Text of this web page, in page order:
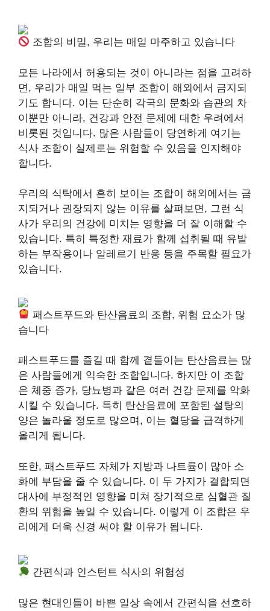
조합의 비밀, 우리는 매일 마주하고 있습니다
모든 나라에서 허용되는 것이 아니라는 점을 고려하
면, 우리가 매일 먹는 일부 조합이 해외에서 금지되
기도 합니다. 이는 단순히 각국의 문화와 습관의 차
이뿐만 아니라, 건강과 안전 문제에 대한 우려에서
비롯된 것입니다. 많은 사람들이 당연하게 여기는
식사 조합이 실제로는 위험할 수 있음을 인지해야
합니다.
우리의 식탁에서 흔히 보이는 조합이 해외에서는 금
지되거나 권장되지 않는 이유를 살펴보면, 그런 식
사가 우리의 건강에 미치는 영향을 더 잘 이해할 수
있습니다. 특히 특정한 재료가 함께 섭취될 때 유발
하는 부작용이나 알레르기 반응 등을 주목할 필요가
있습니다.
패스트푸드와 탄산음료의 조합, 위험 요소가 많
습니다
패스트푸드를 즐길 때 함께 곁들이는 탄산음료는 많
은 사람들에게 익숙한 조합입니다. 하지만 이 조합
은 체중 증가, 당뇨병과 같은 여러 건강 문제를 악화
시킬 수 있습니다. 특히 탄산음료에 포함된 설탕의
양은 놀라울 정도로 많으며, 이는 혈당을 급격하게
올리게 됩니다.
또한, 패스트푸드 자체가 지방과 나트륨이 많아 소
화에 부담을 줄 수 있습니다. 이 두 가지가 결합되면
대사에 부정적인 영향을 미쳐 장기적으로 심혈관 질
환의 위험을 높일 수 있습니다. 이렇게 이 조합은 우
리에게 더욱 신경 써야 할 이유가 됩니다.
간편식과 인스턴트 식사의 위험성
많은 현대인들이 바쁜 일상 속에서 간편식을 선호하